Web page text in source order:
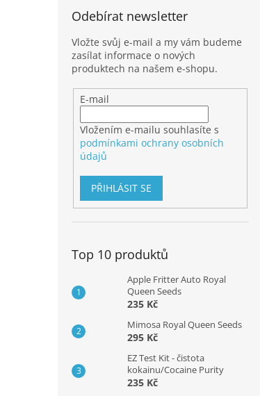
Odebírat newsletter
Vložte svůj e-mail a my vám budeme
zasílat informace o nových
produktech na našem e-shopu.
E-mail
Vložením e-mailu souhlasíte s
podmínkami ochrany osobních
údajů
PŘIHLÁSIT SE
Top 10 produktů
Apple Fritter Auto Royal
Queen Seeds
235 Kč
Mimosa Royal Queen Seeds
295 Kč
EZ Test Kit - čistota
kokainu/Cocaine Purity
235 Kč